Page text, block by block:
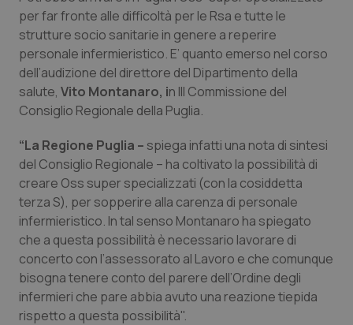
Calabria
Campania
Emilia-Romagna
Friuli Venezia Giulia
Lazio
Liguria
Lombardia
Marche
Asma & BPCO
Car-T
Colesterolo & coronaropatie
Dermatite Atopica
Diabete & glucometri
Disturbi dell’umore
Dolore
Donna & Salute
per far fronte alle difficoltà per le Rsa e tutte le
strutture socio sanitarie in genere a reperire
personale infermieristico. E’ quanto emerso nel corso
dell’audizione del direttore del Dipartimento della
salute, Vito Montanaro, in III Commissione del
Consiglio Regionale della Puglia.
“La Regione Puglia – spiega infatti una nota di sintesi
del Consiglio Regionale – ha coltivato la possibilità di
creare Oss super specializzati (con la cosiddetta
terza S), per sopperire alla carenza di personale
infermieristico. In tal senso Montanaro ha spiegato
che a questa possibilità è necessario lavorare di
concerto con l’assessorato al Lavoro e che comunque
bisogna tenere conto del parere dell’Ordine degli
infermieri che pare abbia avuto una reazione tiepida
rispetto a questa possibilità".